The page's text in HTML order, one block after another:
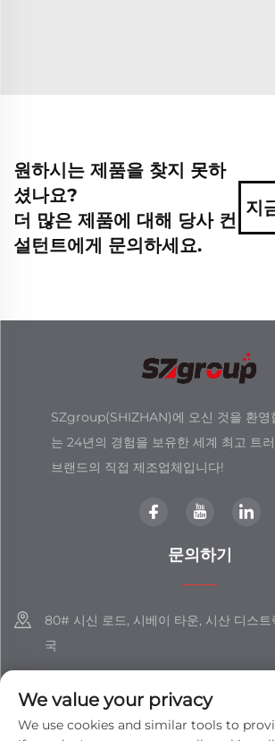
원하시는 제품을 찾지 못하
셨나요?
더 많은 제품에 대해 당사 컨
설턴트에게 문의하세요.
지
SZgroup(SHIZHAN)에 오신 것을 환영
는 24년의 경험을 보유한 세계 최고 트
브랜드의 직접 제조업체입니다!
문의하기
80# 시신 로드, 시베이 타운, 시산 디스트
국
[email protected]
We value your privacy
We use cookies and similar tools to